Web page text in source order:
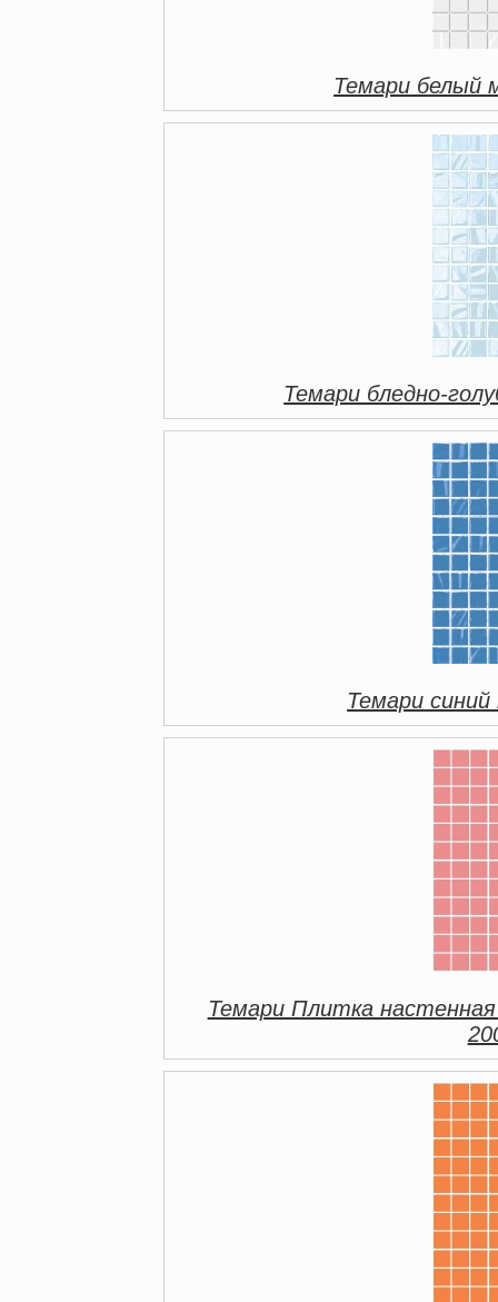
Темари белый
Темари бледно-
Темари
Темари Плитка